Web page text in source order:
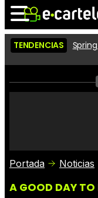
Noticias
Críticas
TENDENCIAS
Portada Noticias
A GOOD DAY TO